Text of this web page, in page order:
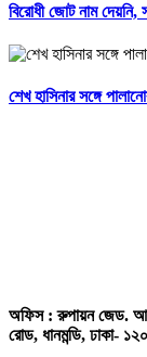
বিরোধী জোট নাম
শেখ হাসিনার সঙ্গে
অফিস : রুপায়ন জেড.
রোড, ধানমন্ডি, ঢাকা-